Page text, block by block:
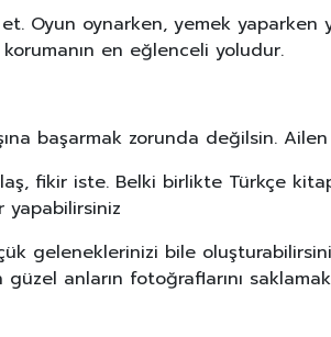
Oyun oynarken, yemek yaparken
en eğlenceli yoludur.
başarmak zorunda değilsin.
fikir iste. Belki birlikte Türkçe
geleneklerinizi bile
anların fotoğraflarını